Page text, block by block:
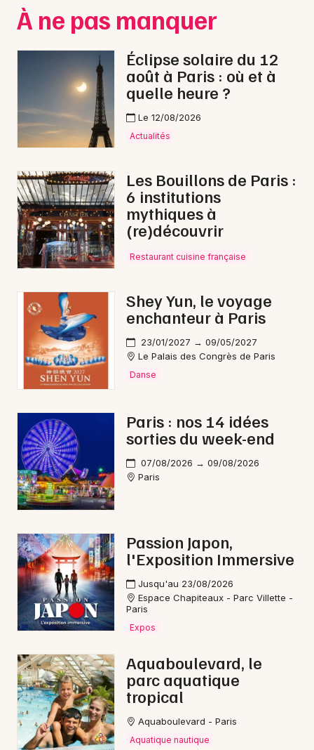
À ne pas manquer
Éclipse solaire du 12
août à Paris : où et à
quelle heure ?
Le 12/08/2026
Actualités
Les Bouillons de Paris :
6 institutions
mythiques à
(re)découvrir
Restaurant cuisine française
Shey Yun, le voyage
enchanteur à Paris
23/01/2027 → 09/05/2027
Le Palais des Congrès de Paris
Danse
Paris : nos 14 idées
sorties du week-end
07/08/2026 → 09/08/2026
Paris
Passion Japon,
l'Exposition Immersive
Jusqu'au 23/08/2026
Espace Chapiteaux - Parc Villette -
Paris
Expos
Aquaboulevard, le
parc aquatique
tropical
Aquaboulevard - Paris
Aquatique nautique